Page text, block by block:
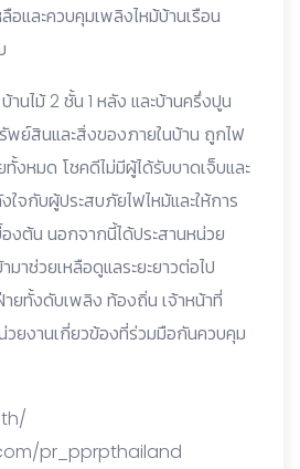
อและควบคุมเพลิงไหม้บ้านเรือน
านไม้ 2 ชั้น 1 หลัง และบ้านครึ่งปูน
พย์สินและสิ่งของภายในบ้าน ถูกไฟ
ทั้งหมด โชคดีไม่มีผู้ได้รับบาดเจ็บและ
จกับผู้ประสบภัยไฟไหม้และให้การ
องต้น นอกจากนี้ได้ประสานหน่วย
มาช่วยเหลือดูแลระยะยาวต่อไป
ยทั้งดับเพลิง ท้องถิ่น เจ้าหน้าที่
วยงานเกี่ยวข้องที่ร่วมมือกันควบคุม
pr_pprpthailand